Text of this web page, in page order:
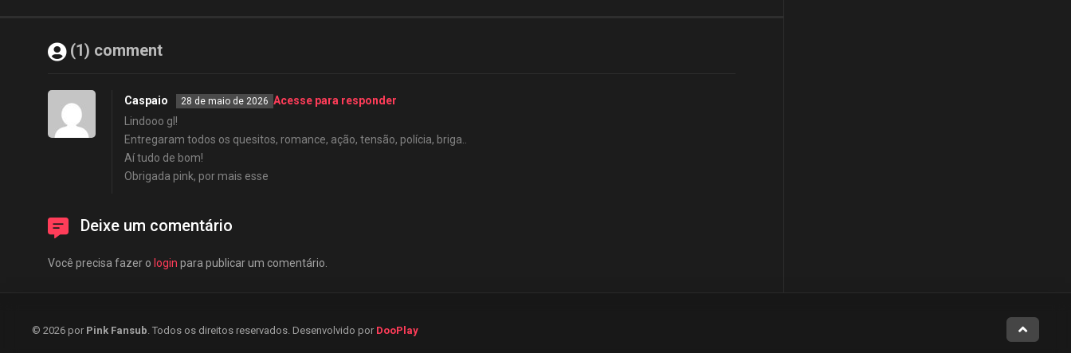
(1) comment
Caspaio 28 de maio de 2026 Acesse para responder
Lindooo gl!
Entregaram todos os quesitos, romance, ação, tensão, polícia, briga..
Aí tudo de bom!
Obrigada pink, por mais esse
Deixe um comentário
Você precisa fazer o login para publicar um comentário.
© 2026 por Pink Fansub. Todos os direitos reservados. Desenvolvido por DooPlay